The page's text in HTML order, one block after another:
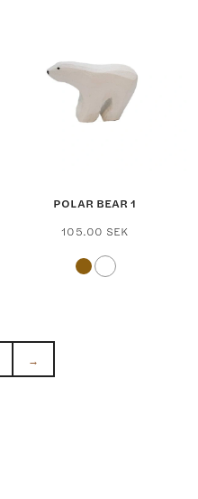
POLAR BEAR 1
105.00 SEK
→